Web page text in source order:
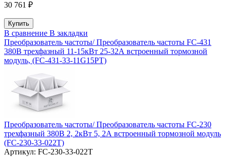
30 761 ₽
В сравнение В закладки
Преобразователь частоты/ Преобразователь частоты FC-431
380В трехфазный 11-15кВт 25-32А встроенный тормозной
модуль, (FC-431-33-11G15PT)
Преобразователь частоты/ Преобразователь частоты FC-230
трехфазный 380В 2, 2кВт 5, 2А встроенный тормозной модуль
(FC-230-33-022T)
Артикул: FC-230-33-022T